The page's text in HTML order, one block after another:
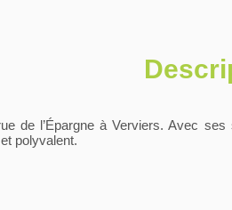
de l’Épargne à Verviers. Avec
polyvalent.